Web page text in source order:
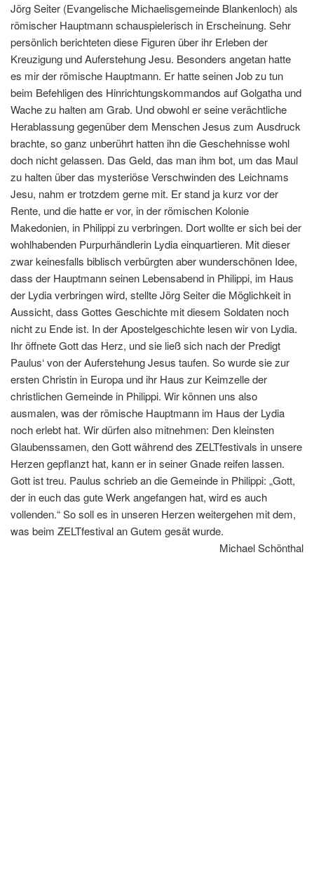
Jörg Seiter (Evangelische Michaelisgemeinde Blankenloch) als
römischer Hauptmann schauspielerisch in Erscheinung. Sehr
persönlich berichteten diese Figuren über ihr Erleben der
Kreuzigung und Auferstehung Jesu. Besonders angetan hatte
es mir der römische Hauptmann. Er hatte seinen Job zu tun
beim Befehligen des Hinrichtungskommandos auf Golgatha und
Wache zu halten am Grab. Und obwohl er seine verächtliche
Herablassung gegenüber dem Menschen Jesus zum Ausdruck
brachte, so ganz unberührt hatten ihn die Geschehnisse wohl
doch nicht gelassen. Das Geld, das man ihm bot, um das Maul
zu halten über das mysteriöse Verschwinden des Leichnams
Jesu, nahm er trotzdem gerne mit. Er stand ja kurz vor der
Rente, und die hatte er vor, in der römischen Kolonie
Makedonien, in Philippi zu verbringen. Dort wollte er sich bei der
wohlhabenden Purpurhändlerin Lydia einquartieren. Mit dieser
zwar keinesfalls biblisch verbürgten aber wunderschönen Idee,
dass der Hauptmann seinen Lebensabend in Philippi, im Haus
der Lydia verbringen wird, stellte Jörg Seiter die Möglichkeit in
Aussicht, dass Gottes Geschichte mit diesem Soldaten noch
nicht zu Ende ist. In der Apostelgeschichte lesen wir von Lydia.
Ihr öffnete Gott das Herz, und sie ließ sich nach der Predigt
Paulus‘ von der Auferstehung Jesus taufen. So wurde sie zur
ersten Christin in Europa und ihr Haus zur Keimzelle der
christlichen Gemeinde in Philippi. Wir können uns also
ausmalen, was der römische Hauptmann im Haus der Lydia
noch erlebt hat. Wir dürfen also mitnehmen: Den kleinsten
Glaubenssamen, den Gott während des ZELTfestivals in unsere
Herzen gepflanzt hat, kann er in seiner Gnade reifen lassen.
Gott ist treu. Paulus schrieb an die Gemeinde in Philippi: „Gott,
der in euch das gute Werk angefangen hat, wird es auch
vollenden.“ So soll es in unseren Herzen weitergehen mit dem,
was beim ZELTfestival an Gutem gesät wurde.
Michael Schönthal